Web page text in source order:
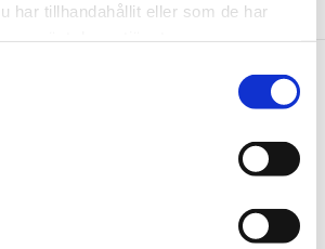
har tillhandahållit eller som de har